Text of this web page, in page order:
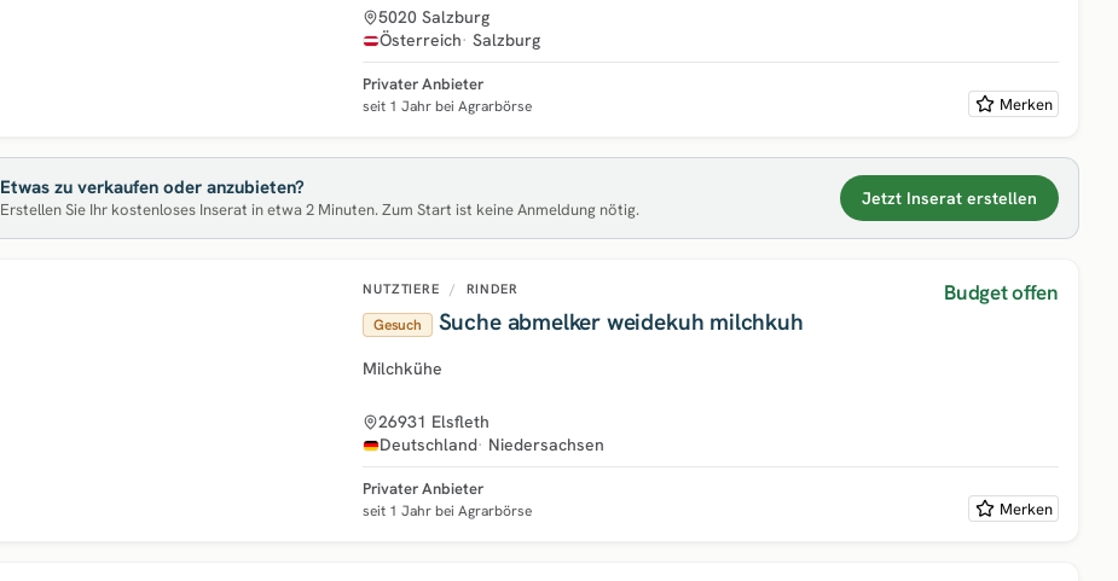
5020 Salzburg
Österreich Salzburg
Privater Anbieter
seit 1 Jahr bei Agrarbörse Merken
Etwas zu verkaufen oder anzubieten?
Erstellen Sie Ihr kostenloses Inserat in etwa 2 Minuten. Zum Start ist keine Anmeldung nötig.
Jetzt Inserat erstellen
NUTZTIERE / RINDER
Gesuch Suche abmelker weidekuh milchkuh
Budget offen
Milchkühe
26931 Elsfleth
Deutschland Niedersachsen
Privater Anbieter
seit 1 Jahr bei Agrarbörse Merken